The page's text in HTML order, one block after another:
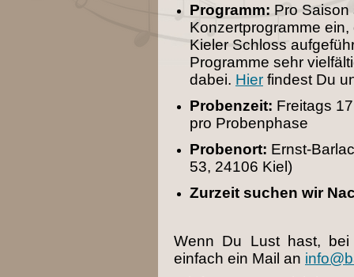
Programm: Pro Saison
Konzertprogramme
Kieler Schloss
Programme sehr
dabei. Hier findest Du
Probenzeit: Freitags
pro Probenphase
Probenort: Ernst-
53, 24106 Kiel)
Zurzeit suchen wir
Wenn Du Lust hast,
einfach ein Mail an